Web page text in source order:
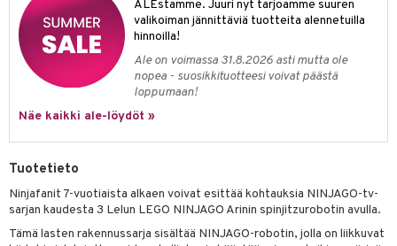
ALEstamme. Juuri nyt tarjoamme suuren
valikoiman jännittäviä tuotteita alennetuilla
hinnoilla!
Ale on voimassa 31.8.2026 asti mutta ole
nopea - suosikkituotteesi voivat päästä
loppumaan!
Näe kaikki ale-löydöt »
Tuotetieto
Ninjafanit 7-vuotiaista alkaen voivat esittää kohtauksia NINJAGO-tv-
sarjan kaudesta 3 Lelun LEGO NINJAGO Arinin spinjitzurobotin avulla.
Tämä lasten rakennussarja sisältää NINJAGO-robotin, jolla on liikkuvat
Prinsessat
Dollhouse
Friends
Barn
Tukholma
Laiva
Pitkätossu Huvikumpu
& Palikat